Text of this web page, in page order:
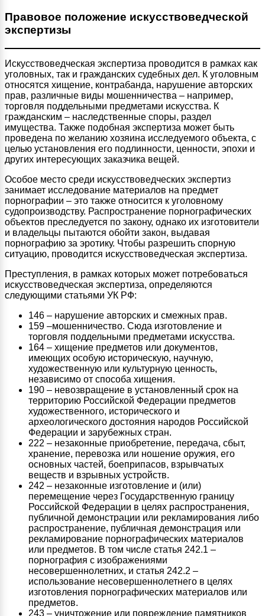
Правовое положение искусствоведческой
экспертизы
Искусствоведческая экспертиза проводится в рамках как
уголовных, так и гражданских судебных дел. К уголовным
относятся хищение, контрабанда, нарушение авторских
прав, различные виды мошенничества – например,
торговля поддельными предметами искусства. К
гражданским – наследственные споры, раздел
имущества. Также подобная экспертиза может быть
проведена по желанию хозяина исследуемого объекта, с
целью установления его подлинности, ценности, эпохи и
других интересующих заказчика вещей.
Особое место среди искусствоведческих экспертиз
занимает исследование материалов на предмет
порнографии – это также относится к уголовному
судопроизводству. Распространение порнографических
объектов преследуется по закону, однако их изготовители
и владельцы пытаются обойти закон, выдавая
порнографию за эротику. Чтобы разрешить спорную
ситуацию, проводится искусствоведческая экспертиза.
Преступления, в рамках которых может потребоваться
искусствоведческая экспертиза, определяются
следующими статьями УК РФ:
146 – нарушение авторских и смежных прав.
159 –мошенничество. Сюда изготовление и
торговля поддельными предметами искусства.
164 – хищение предметов или документов,
имеющих особую историческую, научную,
художественную или культурную ценность,
независимо от способа хищения.
190 – невозвращение в установленный срок на
территорию Российской Федерации предметов
художественного, исторического и
археологического достояния народов Российской
Федерации и зарубежных стран.
222 – незаконные приобретение, передача, сбыт,
хранение, перевозка или ношение оружия, его
основных частей, боеприпасов, взрывчатых
веществ и взрывных устройств.
242 – незаконные изготовление и (или)
перемещение через Государственную границу
Российской Федерации в целях распространения,
публичной демонстрации или рекламирования либо
распространение, публичная демонстрация или
рекламирование порнографических материалов
или предметов. В том числе статья 242.1 –
порнография с изображениями
несовершеннолетних, и статья 242.2 –
использование несовершеннолетнего в целях
изготовления порнографических материалов или
предметов.
243 – уничтожение или повреждение памятников